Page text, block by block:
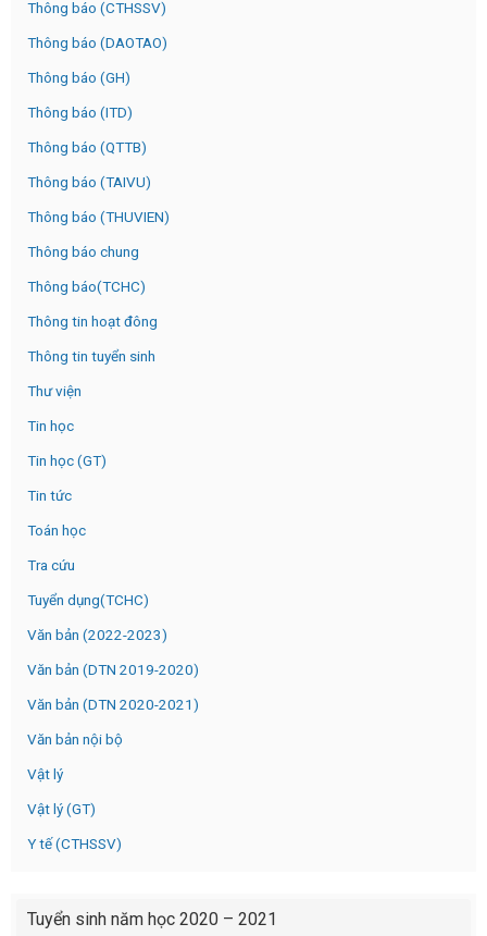
Thông báo (CTHSSV)
Thông báo (DAOTAO)
Thông báo (GH)
Thông báo (ITD)
Thông báo (QTTB)
Thông báo (TAIVU)
Thông báo (THUVIEN)
Thông báo chung
Thông báo(TCHC)
Thông tin hoạt đông
Thông tin tuyển sinh
Thư viện
Tin học
Tin học (GT)
Tin tức
Toán học
Tra cứu
Tuyển dụng(TCHC)
Văn bản (2022-2023)
Văn bản (DTN 2019-2020)
Văn bản (DTN 2020-2021)
Văn bản nội bộ
Vật lý
Vật lý (GT)
Y tế (CTHSSV)
Tuyển sinh năm học 2020 – 2021